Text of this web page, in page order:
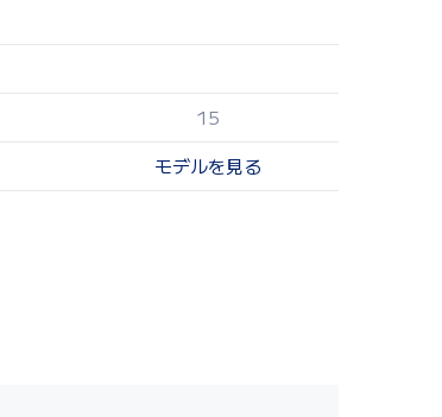
15
モデルを見る